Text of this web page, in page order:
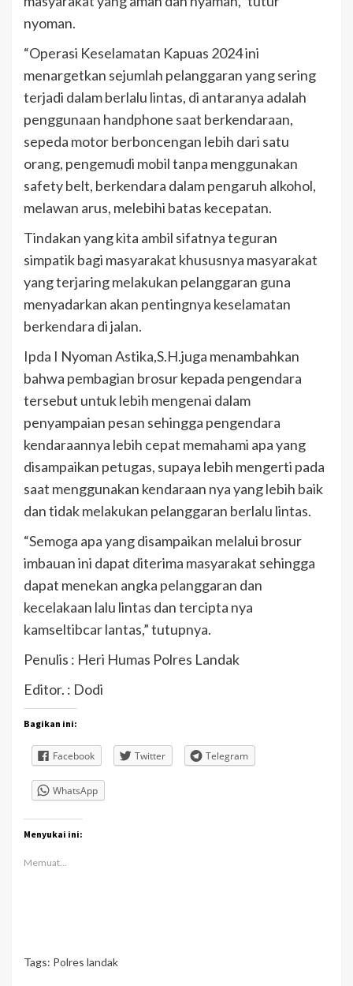
nyoman.
“Operasi Keselamatan Kapuas 2024 ini
menargetkan sejumlah pelanggaran yang sering
terjadi dalam berlalu lintas, di antaranya adalah
penggunaan handphone saat berkendaraan,
sepeda motor berboncengan lebih dari satu
orang, pengemudi mobil tanpa menggunakan
safety belt, berkendara dalam pengaruh alkohol,
melawan arus, melebihi batas kecepatan.
Tindakan yang kita ambil sifatnya teguran
simpatik bagi masyarakat khususnya masyarakat
yang terjaring melakukan pelanggaran guna
menyadarkan akan pentingnya keselamatan
berkendara di jalan.
Ipda I Nyoman Astika,S.H.juga menambahkan
bahwa pembagian brosur kepada pengendara
tersebut untuk lebih mengenai dalam
penyampaian pesan sehingga pengendara
kendaraannya lebih cepat memahami apa yang
disampaikan petugas, supaya lebih mengerti pada
saat menggunakan kendaraan nya yang lebih baik
dan tidak melakukan pelanggaran berlalu lintas.
“Semoga apa yang disampaikan melalui brosur
imbauan ini dapat diterima masyarakat sehingga
dapat menekan angka pelanggaran dan
kecelakaan lalu lintas dan tercipta nya
kamseltibcar lantas,” tutupnya.
Penulis : Heri Humas Polres Landak
Editor. : Dodi
Bagikan ini:
Facebook Twitter Telegram
WhatsApp
Menyukai ini:
Memuat...
Tags: Polres landak